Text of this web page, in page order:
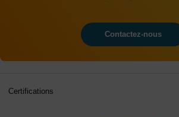
Contactez-nous
Certifications